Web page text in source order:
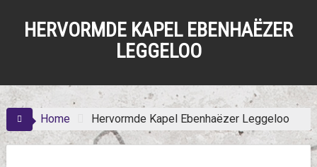
HERVORMDE KAPEL EBENHAËZER
LEGGELOO
Home Hervormde Kapel Ebenhaëzer Leggeloo